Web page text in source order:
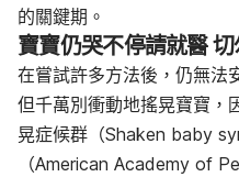
的關鍵期。
寶寶仍哭不停請就醫切
在嘗試許多方法後，仍無法
但千萬別衝動地搖晃寶寶，
晃症候群（Shaken baby
（American Academy of